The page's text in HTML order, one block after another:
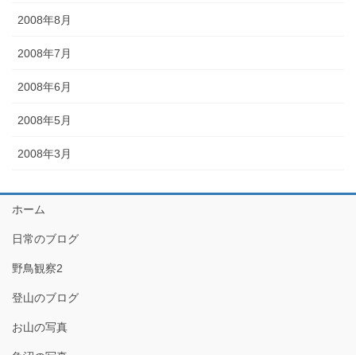
2008年8月
2008年7月
2008年6月
2008年5月
2008年3月
ホーム
日常のブログ
野鳥観察2
登山のブログ
お山の写真